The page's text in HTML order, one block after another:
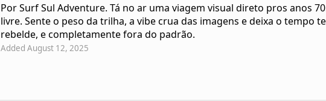
Por Surf Sul Adventure. Tá no ar uma viagem visual direto pros anos
livre. Sente o peso da trilha, a vibe crua das imagens e deixa o tempo
rebelde, e completamente fora do padrão.
Added August 12, 2025